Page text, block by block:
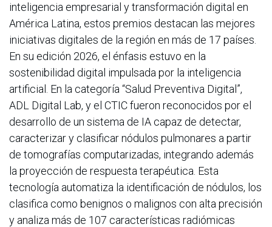
inteligencia empresarial y transformación digital en
América Latina, estos premios destacan las mejores
iniciativas digitales de la región en más de 17 países.
En su edición 2026, el énfasis estuvo en la
sostenibilidad digital impulsada por la inteligencia
artificial. En la categoría “Salud Preventiva Digital”,
ADL Digital Lab, y el CTIC fueron reconocidos por el
desarrollo de un sistema de IA capaz de detectar,
caracterizar y clasificar nódulos pulmonares a partir
de tomografías computarizadas, integrando además
la proyección de respuesta terapéutica. Esta
tecnología automatiza la identificación de nódulos, los
clasifica como benignos o malignos con alta precisión
y analiza más de 107 características radiómicas